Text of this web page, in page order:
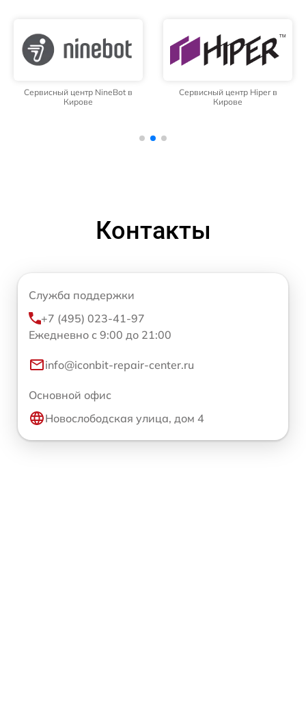
Сервисный центр NineBot в
Кирове
Сервисный центр Hiper в
Кирове
Контакты
Служба поддержки
+7 (495) 023-41-97
Ежедневно с 9:00 до 21:00
info@iconbit-repair-center.ru
Основной офис
Новослободская улица, дом 4